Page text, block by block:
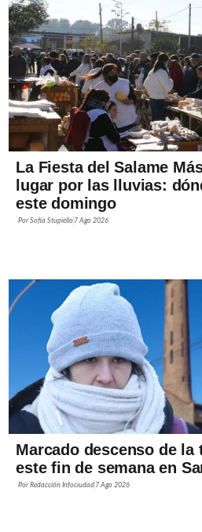
La Fiesta del Salame
lugar por las lluvias:
este domingo
PorSofía Stupiello 7 Ago 2026
Marcado descenso de la
este fin de semana en
PorRedacción Infociudad 7 Ago 2026